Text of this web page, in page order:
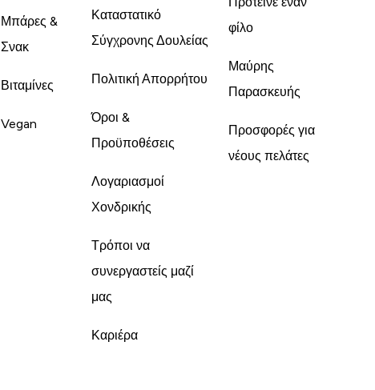
Μπάρες &
Σνακ
Βιταμίνες
Vegan
Καταστατικό
Σύγχρονης Δουλείας
Πολιτική Απορρήτου
Όροι &
Προϋποθέσεις
Λογαριασμοί
Χονδρικής
Τρόποι να
συνεργαστείς μαζί
μας
Καριέρα
φίλο
Μαύρης
Παρασκευής
Προσφορές για
νέους πελάτες